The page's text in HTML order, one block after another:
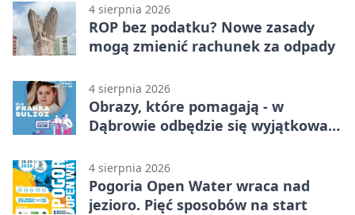
4 sierpnia 2026
ROP bez podatku? Nowe zasady
mogą zmienić rachunek za odpady
4 sierpnia 2026
Obrazy, które pomagają - w
Dąbrowie odbędzie się wyjątkowa
4 sierpnia 2026
Pogoria Open Water wraca nad
jezioro. Pięć sposobów na start